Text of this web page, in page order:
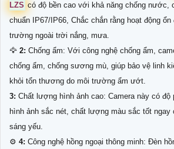
LZS có độ bền cao với khả năng chống nước,
chuẩn IP67/IP66, Chắc chắn rằng hoạt động
trường ngoài trời nắng, mưa.
🦅 2: Chống ẩm: Với công nghệ chống ẩm,
chống ẩm, chống sương mù, giúp bảo vệ linh
khỏi tổn thương do môi trường ẩm ướt.
3: Chất lượng hình ảnh cao: Camera này có độ
hình ảnh sắc nét, chất lượng màu sắc tốt ngay
sáng yếu.
⚙ 4: Công nghệ hồng ngoại thông minh: Đèn